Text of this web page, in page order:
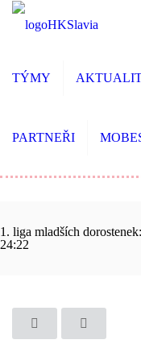
TÝMY
PARTNEŘI
1. liga mladších
24:22